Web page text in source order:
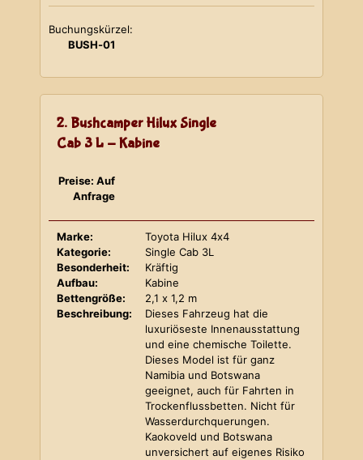
Buchungskürzel:
BUSH-01
2. Bushcamper Hilux Single
Cab 3 L - Kabine
Preise: Auf
Anfrage
Marke:
Toyota Hilux 4x4
Kategorie:
Single Cab 3L
Besonderheit:
Kräftig
Aufbau:
Kabine
Bettengröße:
2,1 x 1,2 m
Beschreibung:
Dieses Fahrzeug hat die
luxuriöseste Innenausstattung
und eine chemische Toilette.
Dieses Model ist für ganz
Namibia und Botswana
geeignet, auch für Fahrten in
Trockenflussbetten. Nicht für
Wasserdurchquerungen.
Kaokoveld und Botswana
unversichert auf eigenes Risiko